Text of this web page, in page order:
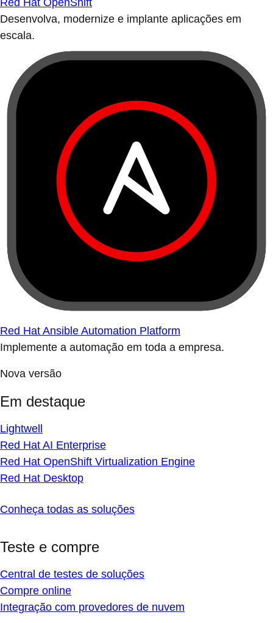
Red Hat OpenShift
Desenvolva, modernize e implante aplicações em
escala.
Red Hat Ansible Automation Platform
Implemente a automação em toda a empresa.
Nova versão
Em destaque
Lightwell
Red Hat AI Enterprise
Red Hat OpenShift Virtualization Engine
Red Hat Desktop
Conheça todas as soluções
Teste e compre
Central de testes de soluções
Compre online
Integração com provedores de nuvem